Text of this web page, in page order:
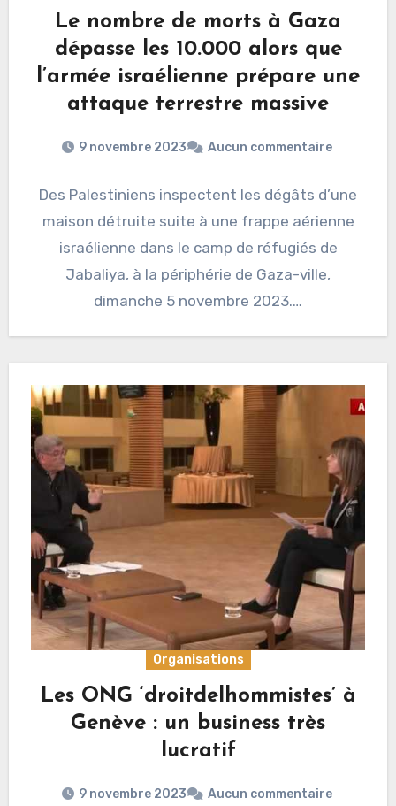
Le nombre de morts à Gaza
dépasse les 10.000 alors que
l’armée israélienne prépare une
attaque terrestre massive
9 novembre 2023 Aucun commentaire
Des Palestiniens inspectent les dégâts d’une
maison détruite suite à une frappe aérienne
israélienne dans le camp de réfugiés de
Jabaliya, à la périphérie de Gaza-ville,
dimanche 5 novembre 2023.…
Organisations
Les ONG ‘droitdelhommistes’ à
Genève : un business très
lucratif
9 novembre 2023 Aucun commentaire